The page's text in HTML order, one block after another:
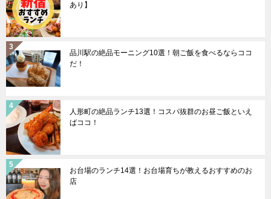
あり】
品川駅の絶品モーニング10選！朝ご飯を食べるならココ
だ！
人形町の絶品ランチ13選！コスパ抜群のお昼ご飯といえ
ばココ！
お台場のランチ14選！お台場育ちが教えるおすすめのお
店